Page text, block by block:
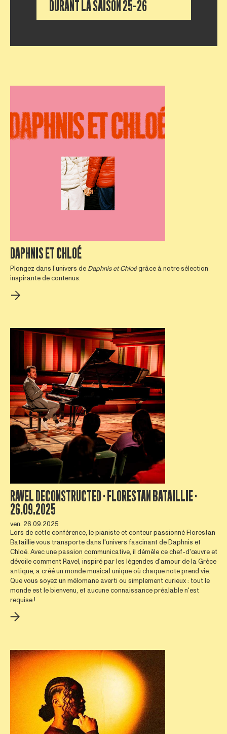
DURANT LA SAISON 25–26
DAPHNIS ET CHLOÉ
Plongez dans l’univers de Daphnis et Chloégrâce à notre sélection
inspirante de contenus.
RAVEL DECONSTRUCTED · FLORESTAN BATAILLIE ·
26.09.2025
ven. 26.09.2025
Lors de cette conférence, le pianiste et conteur passionné Florestan
Bataillie vous transporte dans l'univers fascinant de Daphnis et
Chloé. Avec une passion communicative, il démêle ce chef-d'œuvre et
dévoile comment Ravel, inspiré par les légendes d'amour de la Grèce
antique, a créé un monde musical unique où chaque note prend vie.
Que vous soyez un mélomane averti ou simplement curieux : tout le
monde est le bienvenu, et aucune connaissance préalable n'est
requise !